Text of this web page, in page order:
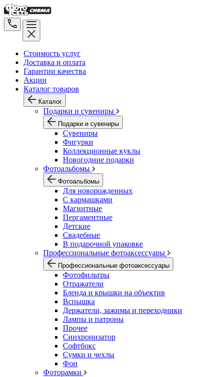
Стоимость услуг
Доставка и оплата
Гарантии качества
Акции
Каталог товаров
Каталог
Подарки и сувениры
Подарки и сувениры
Сувениры
Фигурки
Коллекционные куклы
Новогодние подарки
Фотоальбомы
Фотоальбомы
Для новорожденных
С кармашками
Магнитные
Пергаментные
Детские
Свадебные
В подарочной упаковке
Профессиональные фотоаксессуары
Профессиональные фотоаксессуары
Фотофильтры
Отражатели
Бленда и крышки на объектив
Вспышка
Держатели, зажимы и переходники
Лампы и патроны
Прочее
Синхронизатор
Софтбокс
Сумки и чехлы
Фон
Фоторамки